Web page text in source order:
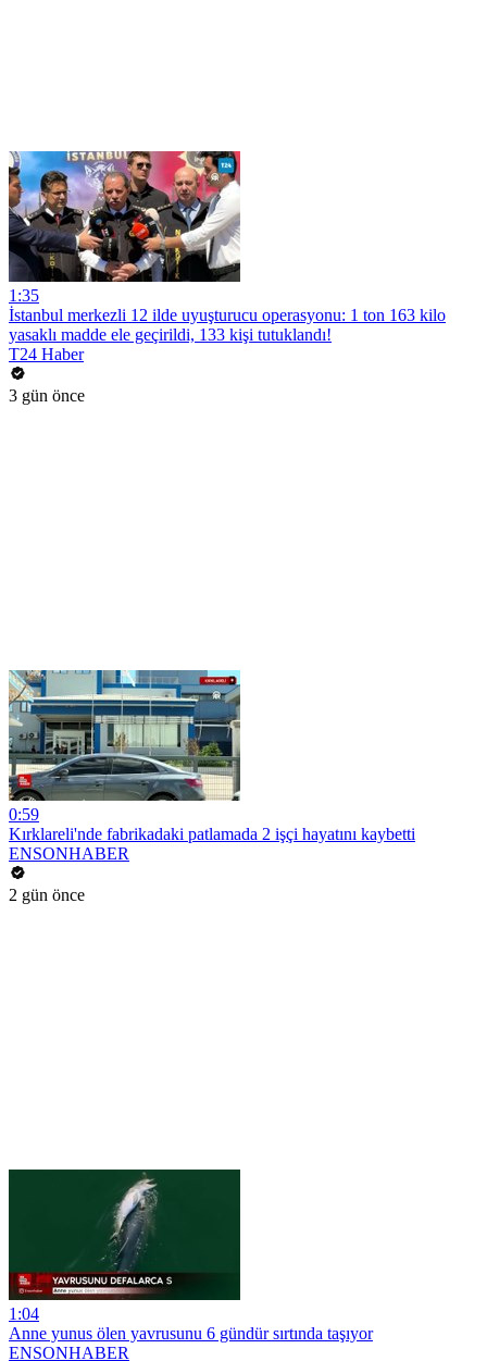
1:35
İstanbul merkezli 12 ilde uyuşturucu operasyonu: 1 ton 163 kilo
yasaklı madde ele geçirildi, 133 kişi tutuklandı!
T24 Haber
3 gün önce
0:59
Kırklareli'nde fabrikadaki patlamada 2 işçi hayatını kaybetti
ENSONHABER
2 gün önce
1:04
Anne yunus ölen yavrusunu 6 gündür sırtında taşıyor
ENSONHABER